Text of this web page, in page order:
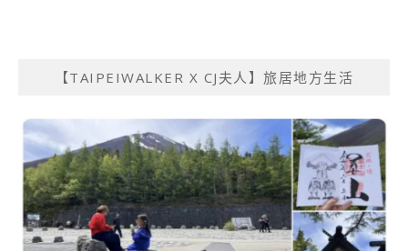
【TAIPEIWALKER X CJ夫人】旅居地方生活